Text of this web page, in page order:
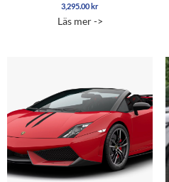
3,295.00kr
Läs mer ->